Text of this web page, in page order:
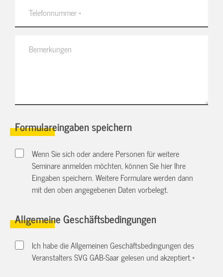
Formulareingaben speichern
Wenn Sie sich oder andere Personen für weitere
Seminare anmelden möchten, können Sie hier Ihre
Eingaben speichern. Weitere Formulare werden dann
mit den oben angegebenen Daten vorbelegt.
Allgemeine Geschäftsbedingungen
Ich habe die Allgemeinen Geschäftsbedingungen des
Veranstalters SVG GAB-Saar gelesen und akzeptiert.*